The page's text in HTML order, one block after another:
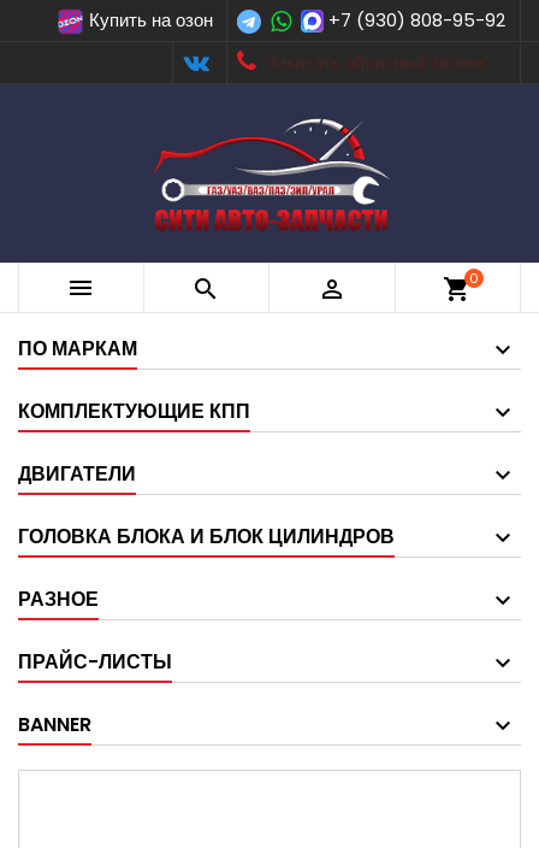
Купить на озон
+7 (930) 808-95-92
Заказать обратный звонок
   shopping_cart0
ПО МАРКАМ
КОМПЛЕКТУЮЩИЕ КПП
ДВИГАТЕЛИ
ГОЛОВКА БЛОКА И БЛОК ЦИЛИНДРОВ
РАЗНОЕ
ПРАЙС-ЛИСТЫ
BANNER